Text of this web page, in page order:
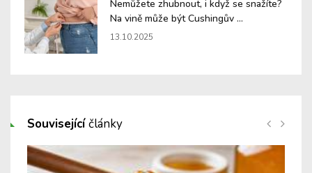
Nemůžete zhubnout, i když se snažíte?
Na vině může být Cushingův ...
13.10.2025
Souvisejícíčlánky